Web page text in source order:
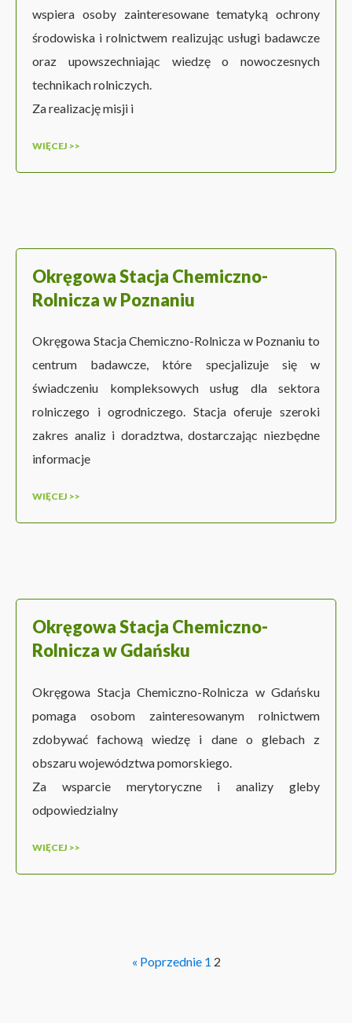
wspiera osoby zainteresowane tematyką ochrony
środowiska i rolnictwem realizując usługi badawcze
oraz upowszechniając wiedzę o nowoczesnych
technikach rolniczych.
Za realizację misji i
WIĘCEJ >>
Okręgowa Stacja Chemiczno-
Rolnicza w Poznaniu
Okręgowa Stacja Chemiczno-Rolnicza w Poznaniu to
centrum badawcze, które specjalizuje się w
świadczeniu kompleksowych usług dla sektora
rolniczego i ogrodniczego. Stacja oferuje szeroki
zakres analiz i doradztwa, dostarczając niezbędne
informacje
WIĘCEJ >>
Okręgowa Stacja Chemiczno-
Rolnicza w Gdańsku
Okręgowa Stacja Chemiczno-Rolnicza w Gdańsku
pomaga osobom zainteresowanym rolnictwem
zdobywać fachową wiedzę i dane o glebach z
obszaru województwa pomorskiego.
Za wsparcie merytoryczne i analizy gleby
odpowiedzialny
WIĘCEJ >>
« Poprzednie 1 2